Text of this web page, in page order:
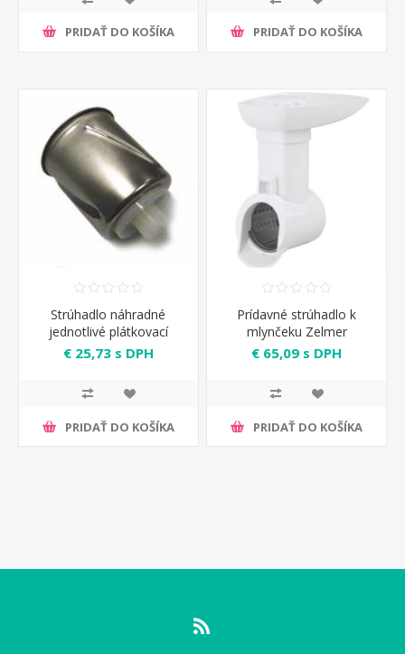
PRIDAŤ DO KOŠÍKA PRIDAŤ DO KOŠÍKA
Strúhadlo náhradné
jednotlivé plátkovací
€ 25,73 s DPH
PRIDAŤ DO KOŠÍKA
Prídavné strúhadlo k
mlynčeku Zelmer
€ 65,09 s DPH
PRIDAŤ DO KOŠÍKA